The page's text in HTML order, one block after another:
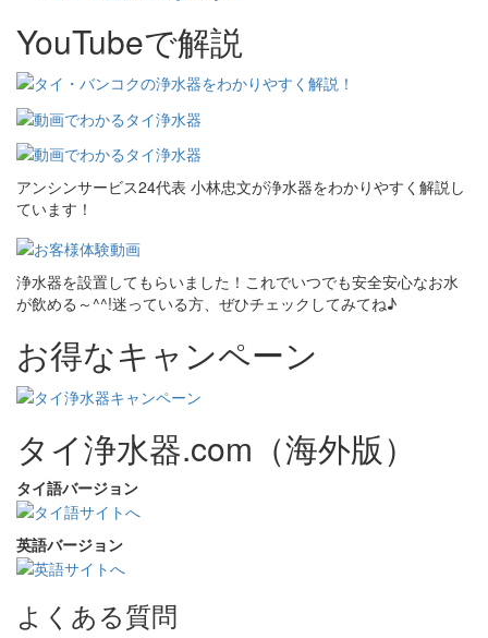
YouTubeで解説
アンシンサービス24代表 小林忠文が浄水器をわかりやすく解説し
ています！
浄水器を設置してもらいました！これでいつでも安全安心なお水
が飲める～^^!迷っている方、ぜひチェックしてみてね♪
お得なキャンペーン
タイ浄水器.com（海外版）
タイ語バージョン
英語バージョン
よくある質問